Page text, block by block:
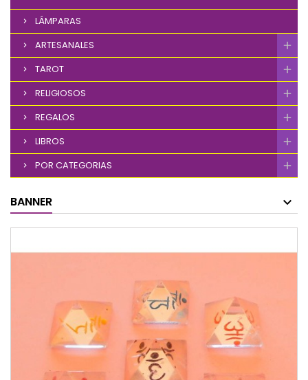
LÁMPARAS
ARTESANALES
TAROT
RELIGIOSOS
REGALOS
LIBROS
POR CATEGORIAS
BANNER